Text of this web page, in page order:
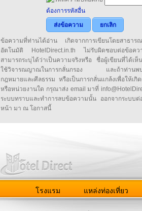
ต้องการรหัสอื่น
ส่งข้อความ
ยกเลิก
ข้อความที่ท่านได้อ่าน เกิดจากการเขียนโดยสาธา
อัตโนมัติ HotelDirect.in.th ไม่รับผิดชอบต่อข้อคว
สามารถระบุได้ว่าเป็นความจริงหรือ ชื่อผู้เขียนที่ได้เ
ใช้วิจารณญาณในการกลั่นกรอง และถ้าท่านพบ
กฎหมายและศีลธรรม หรือเป็นการกลั่นแกล้งเพื่อให้เ
หรือหน่วยงานใด กรุณาส่ง email มาที่
ระบบทราบและทำการลบข้อความนั้น ออกจากระบบ
หน้า มา ณ โอกาสนี้
โรงแรม แหล่งท่องเที่ยว